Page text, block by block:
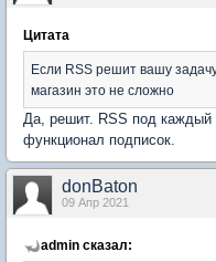
Цитата
Если RSS решит вашу
магазин это не сложно
Да, решит. RSS под каждый
функционал подписок.
donBaton
09 Апр 2021
admin сказал: